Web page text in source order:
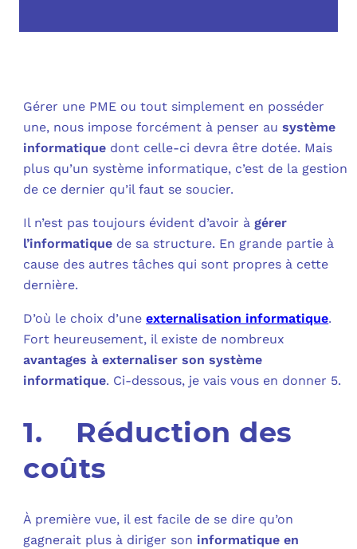
Gérer une PME ou tout simplement en posséder
une, nous impose forcément à penser ausystème
informatique dont celle-ci devra être dotée. Mais
plus qu’un système informatique, c’est de la gestion
de ce dernier qu’il faut se soucier.
Il n’est pas toujours évident d’avoir àgérer
l’informatique de sa structure. En grande partie à
cause des autres tâches qui sont propres à cette
dernière.
D’où le choix d’uneexternalisation informatique.
Fort heureusement, il existe de nombreux
avantages à externaliser son système
informatique. Ci-dessous, je vais vous en donner 5.
1. Réduction des
coûts
À première vue, il est facile de se dire qu’on
gagnerait plus à diriger son informatique en